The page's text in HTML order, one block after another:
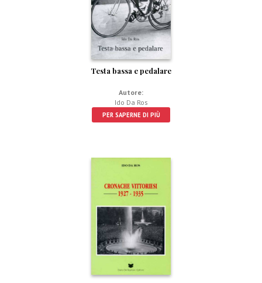
Testa bassa e pedalare
Autore:
Ido Da Ros
PER SAPERNE DI PIÙ